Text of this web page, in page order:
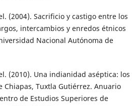
(2004). Sacrificio y castigo entre los
intercambios y enredos étnicos
Nacional Autónoma de
(2010). Una indianidad aséptica: los
Chiapas, Tuxtla Gutiérrez. Anuario
de Estudios Superiores de